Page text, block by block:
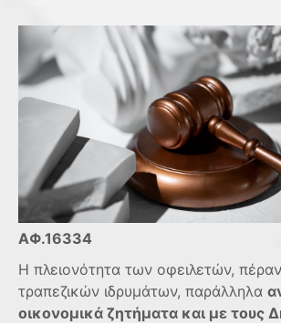
ΑΦ.16334
Η πλειονότητα των οφειλετών,
τραπεζικών ιδρυμάτων, παράλληλα
οικονομικά ζητήματα και με τους